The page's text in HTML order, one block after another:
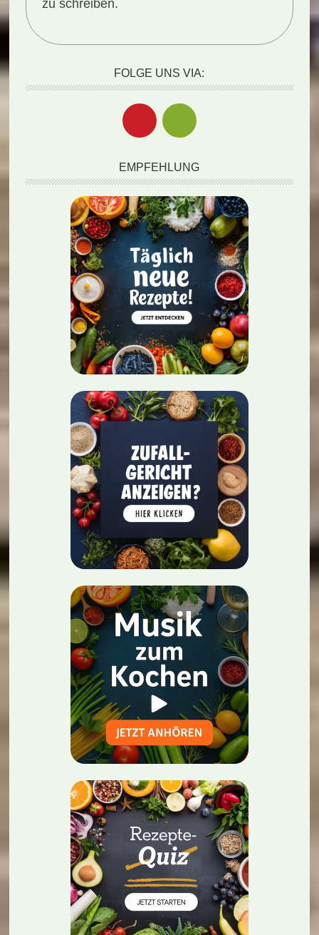
zu schreiben.
FOLGE UNS VIA:
EMPFEHLUNG